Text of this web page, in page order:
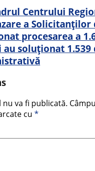
Centrului
a Solicitanților
procesarea a
au soluționat 1.539
va fi publicată.
cu *